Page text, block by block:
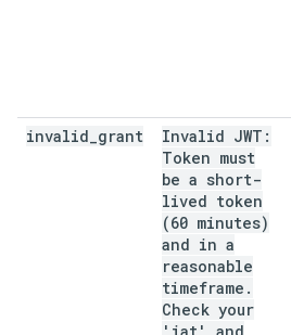
invalid grant
Invalid JWT:
Token must
be a short-
lived token
(60 minutes)
and in a
reasonable
timeframe.
Check your